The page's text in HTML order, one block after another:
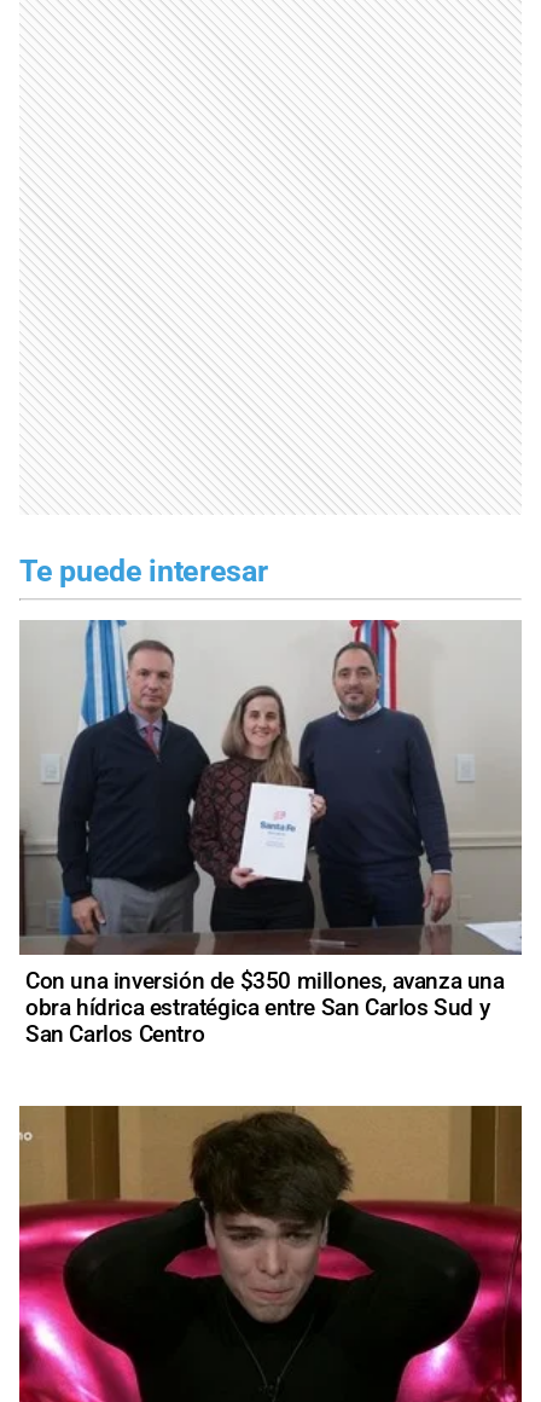
Te puede interesar
Con una inversión de $350 millones, avanza una
obra hídrica estratégica entre San Carlos Sud y
San Carlos Centro